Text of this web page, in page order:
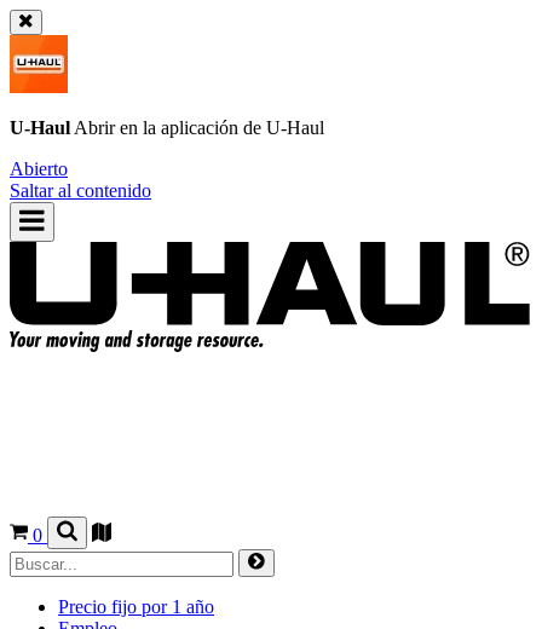
U-Haul Abrir en la aplicación de U-Haul
Abierto
Saltar al contenido
0
Precio fijo por 1 año